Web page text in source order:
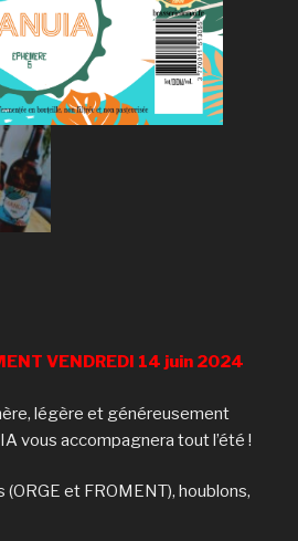
VENDREDI 14 juin 2024
légère et généreusement
vous accompagnera tout l’été !
et FROMENT), houblons,